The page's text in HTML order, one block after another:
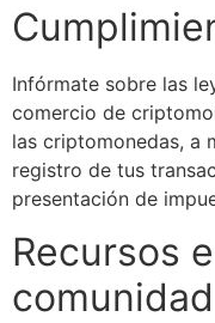
Infórmate sobre las
comercio de
las criptomonedas, a
registro de tus
presentación de
Recursos